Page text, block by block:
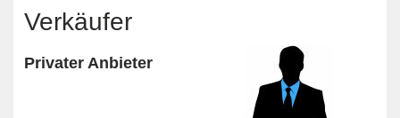
Verkäufer
Privater Anbieter